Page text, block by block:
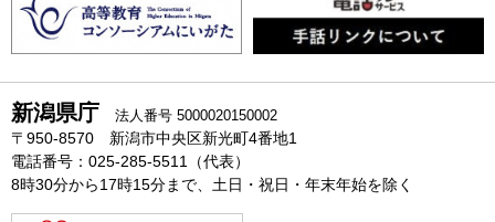
新潟県庁 法人番号 5000020150002
〒950-8570 新潟市中央区新光町4番地1
電話番号：025-285-5511（代表）
8時30分から17時15分まで、土日・祝日・年末年始を除く